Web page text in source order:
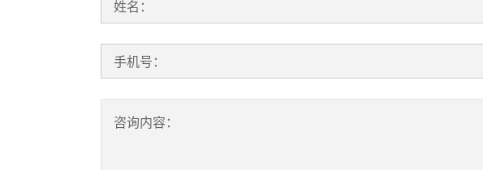
姓名：
手机号：
咨询内容：